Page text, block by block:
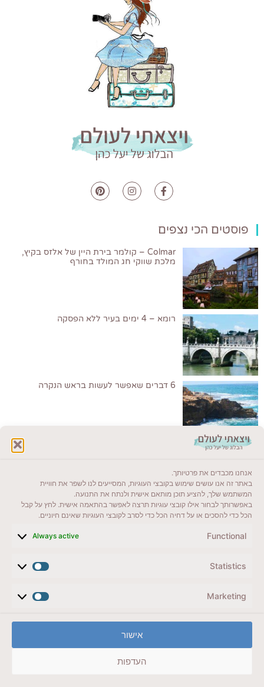
אנחנו מכבדים את פרטיותך.
באתר זה אנו עושים שימוש בקובצי העוגיות, המסייעים לנו לשפר את חוויית
המשתמש שלך, להציע תוכן מותאם אישית ולנתח את התנועה.
באפשרותך לבחור אילו קובצי עוגיות תרצה לאפשר בהתאמה אישית. לחץ על קבל
הכל כדי להסכים או על דחיה הכל כדי לסרב לקובצי העוגיות שאינם חיוניים.
Functional
Always active
Statistics
Marketing
אישור
העדפות
פוסטים הכי נצפים
Colmar – קולמר בירת היין של אלזס בקיץ,
מלכת שווקי חג המולד בחורף
רומא – 4 ימים בעיר ללא הפסקה
6 דברים שאפשר לעשות בראש הנקרה
ייעדים מומלצים
מדריכים ועזרים
לשליחת הודעת וואטסאפ
veyatsati.laolam@gmail.com
מדיניות פרטיות // תנאי שימוש באתר